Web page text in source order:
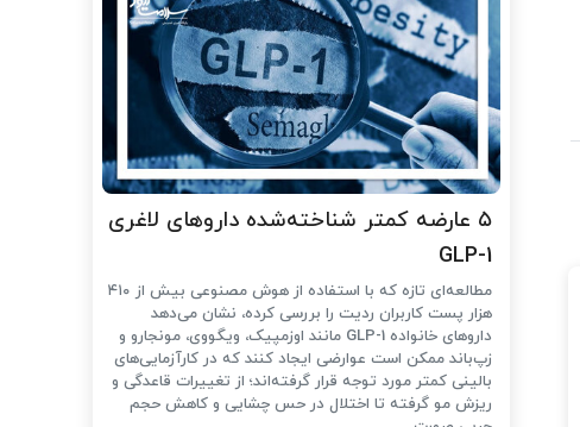
۵ عارضه کمتر شناخته‌شده داروهای لاغری
GLP-1
مطالعه‌ای تازه که با استفاده از هوش مصنوعی بیش از ۴۱۰
هزار پست کاربران ردیت را بررسی کرده، نشان می‌دهد
داروهای خانواده GLP-1 مانند اوزمپیک، ویگووی، مونجارو و
زپ‌باند ممکن است عوارضی ایجاد کنند که در کارآزمایی‌های
بالینی کمتر مورد توجه قرار گرفته‌اند؛ از تغییرات قاعدگی و
ریزش مو گرفته تا اختلال در حس چشایی و کاهش حجم